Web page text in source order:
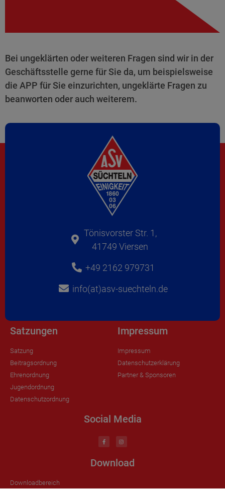
Bei ungeklärten oder weiteren Fragen sind wir in der
Geschäftsstelle gerne für Sie da, um beispielsweise
die APP für Sie einzurichten, ungeklärte Fragen zu
beanworten oder auch weiterem.
Tönisvorster Str. 1,
41749 Viersen
+49 2162 979731
info(at)asv-suechteln.de
Satzungen
Satzung
Beitragsordnung
Ehrenordnung
Jugendordnung
Datenschutzordnung
Impressum
Impressum
Datenschutzerklärung
Partner & Sponsoren
Social Media
Download
Downloadbereich